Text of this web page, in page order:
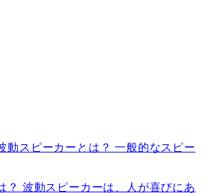
動スピーカーとは？ 一般的なスピー
？ 波動スピーカーは、人が喜びにあ